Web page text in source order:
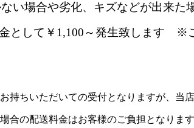
い場合や劣化、キズなどが出来た
として￥1,100～発生致します ※
持ちいただいての受付となりますが、当
合の配送料金はお客様のご負担となりま